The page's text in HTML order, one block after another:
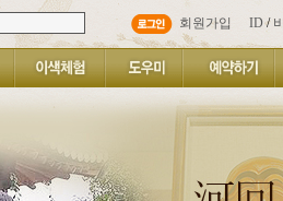
회원가입 ID/